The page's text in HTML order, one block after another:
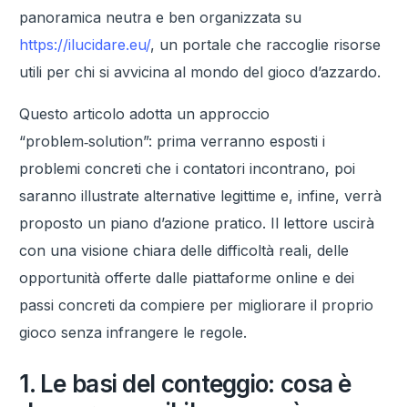
panoramica neutra e ben organizzata su
https://ilucidare.eu/, un portale che raccoglie risorse
utili per chi si avvicina al mondo del gioco d’azzardo.
Questo articolo adotta un approccio
“problem‑solution”: prima verranno esposti i
problemi concreti che i contatori incontrano, poi
saranno illustrate alternative legittime e, infine, verrà
proposto un piano d’azione pratico. Il lettore uscirà
con una visione chiara delle difficoltà reali, delle
opportunità offerte dalle piattaforme online e dei
passi concreti da compiere per migliorare il proprio
gioco senza infrangere le regole.
1. Le basi del conteggio: cosa è